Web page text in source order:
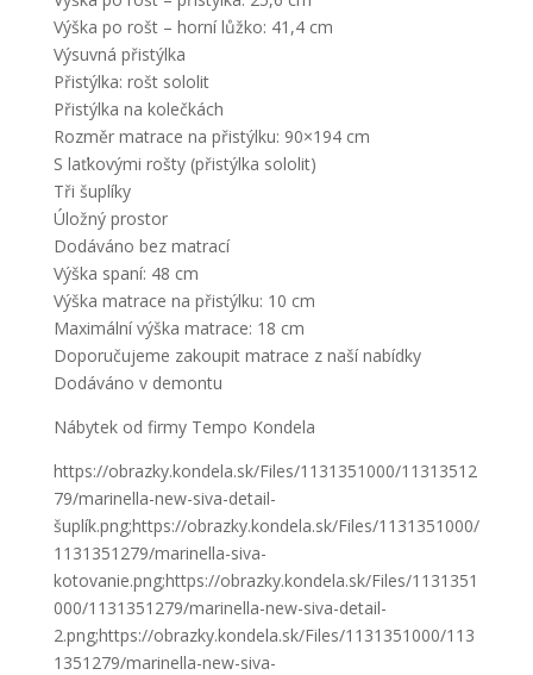
Výška po rošt – horní lůžko: 41,4 cm
Výsuvná přistýlka
Přistýlka: rošt sololit
Přistýlka na kolečkách
Rozměr matrace na přistýlku: 90×194 cm
S laťkovými rošty (přistýlka sololit)
Tři šuplíky
Úložný prostor
Dodáváno bez matrací
Výška spaní: 48 cm
Výška matrace na přistýlku: 10 cm
Maximální výška matrace: 18 cm
Doporučujeme zakoupit matrace z naší nabídky
Dodáváno v demontu
Nábytek od firmy Tempo Kondela
https://obrazky.kondela.sk/Files/1131351000/11313512
79/marinella-new-siva-detail-
šuplík.png;https://obrazky.kondela.sk/Files/1131351000/
1131351279/marinella-siva-
kotovanie.png;https://obrazky.kondela.sk/Files/1131351
000/1131351279/marinella-new-siva-detail-
2.png;https://obrazky.kondela.sk/Files/1131351000/113
1351279/marinella-new-siva-